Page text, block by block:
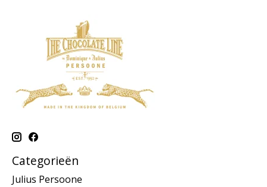
Categorieën
Julius Persoone